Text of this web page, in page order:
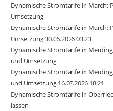
Dynamische Stromtarife in March:
Umsetzung
Dynamische Stromtarife in March:
Umsetzung 30.06.2026 03:23
Dynamische Stromtarife in
und Umsetzung
Dynamische Stromtarife in
und Umsetzung 16.07.2026 18:21
Dynamische Stromtarife in
lassen